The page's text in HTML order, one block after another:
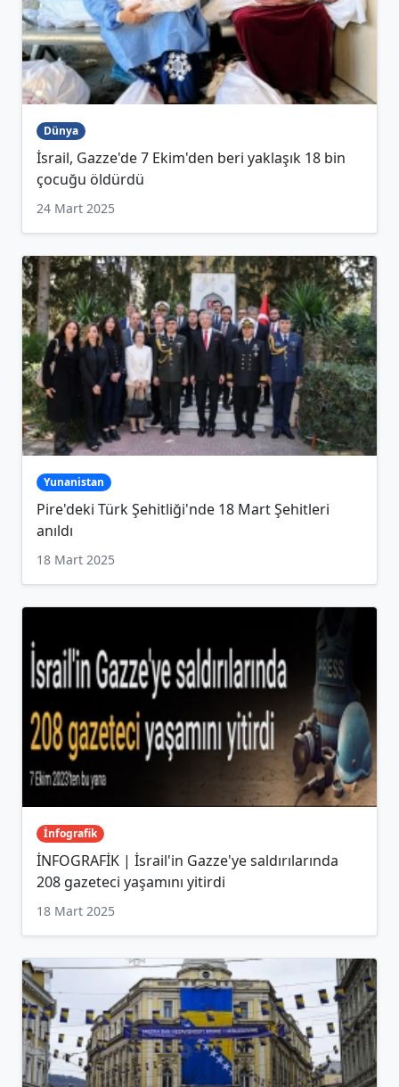
Dünya
İsrail, Gazze'de 7 Ekim'den beri yaklaşık 18 bin
çocuğu öldürdü
24 Mart 2025
Yunanistan
Pire'deki Türk Şehitliği'nde 18 Mart Şehitleri
anıldı
18 Mart 2025
İnfografik
İNFOGRAFİK | İsrail'in Gazze'ye saldırılarında
208 gazeteci yaşamını yitirdi
18 Mart 2025